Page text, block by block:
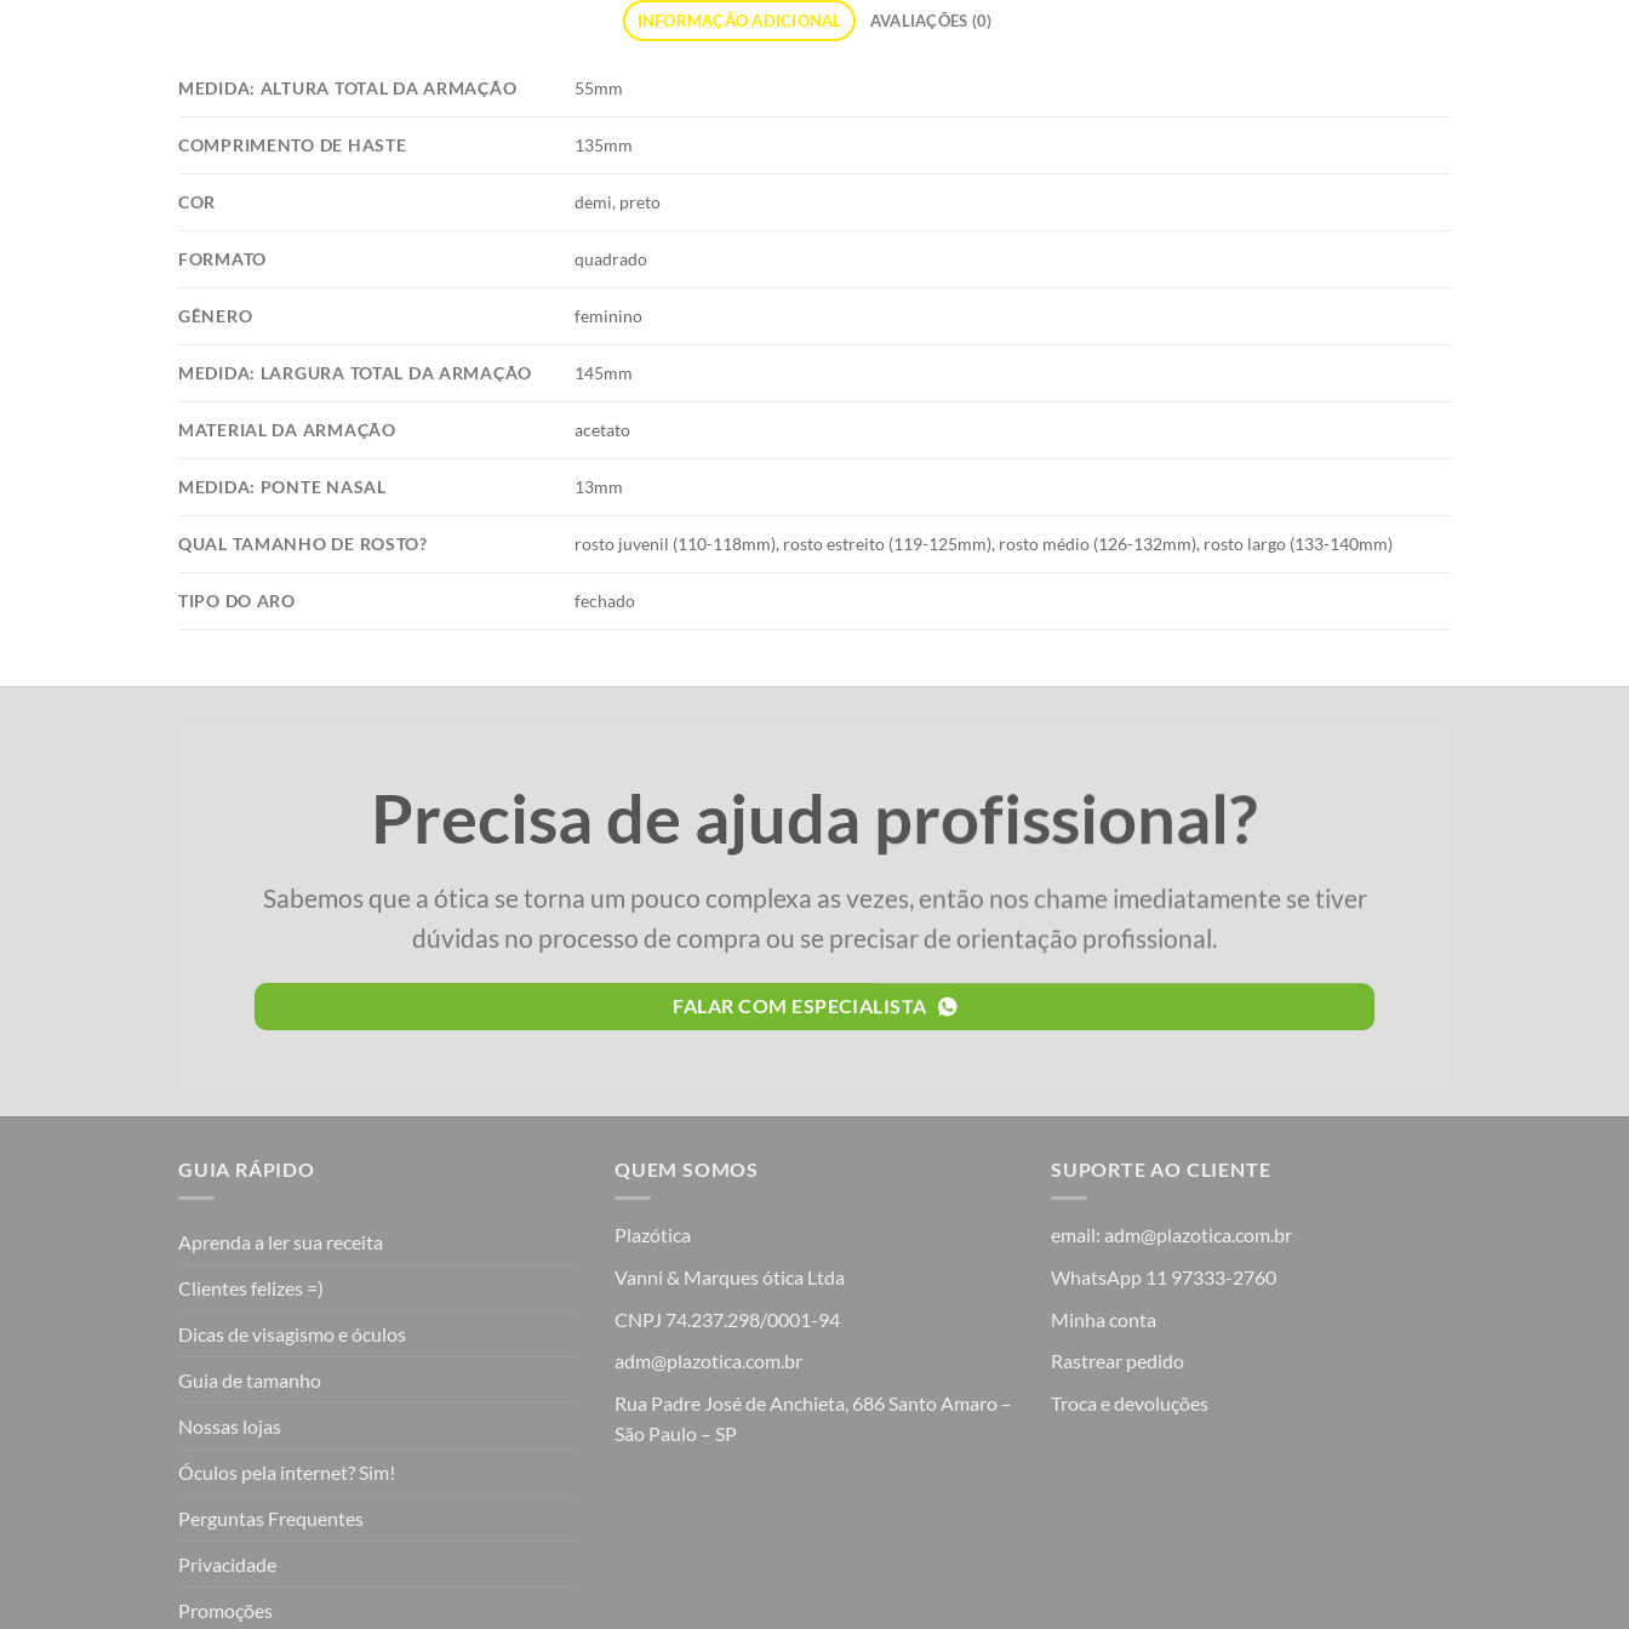
INFORMAÇÃO ADICIONAL AVALIAÇÕES (0)
MEDIDA: ALTURA TOTAL DA ARMAÇÃO 55mm
COMPRIMENTO DE HASTE 135mm
COR demi, preto
FORMATO quadrado
GÊNERO feminino
MEDIDA: LARGURA TOTAL DA ARMAÇÃO 145mm
MATERIAL DA ARMAÇÃO acetato
MEDIDA: PONTE NASAL 13mm
QUAL TAMANHO DE ROSTO? rosto juvenil (110-118mm), rosto estreito (119-125mm), rosto médio (126-132mm), rosto largo (133-140mm)
TIPO DO ARO fechado
Precisa de ajuda profissional?
Sabemos que a ótica se torna um pouco complexa as vezes, então nos chame imediatamente se tiver
dúvidas no processo de compra ou se precisar de orientação profissional.
FALAR COM ESPECIALISTA
GUIA RÁPIDO
Aprenda a ler sua receita
Clientes felizes =)
Dicas de visagismo e óculos
Guia de tamanho
Nossas lojas
Óculos pela internet? Sim!
Perguntas Frequentes
Privacidade
Promoções
QUEM SOMOS
Plazótica
Vanni & Marques ótica Ltda
CNPJ 74.237.298/0001-94
adm@plazotica.com.br
Rua Padre José de Anchieta, 686 Santo Amaro –
São Paulo – SP
SUPORTE AO CLIENTE
email: adm@plazotica.com.br
WhatsApp 11 97333-2760
Minha conta
Rastrear pedido
Troca e devoluções